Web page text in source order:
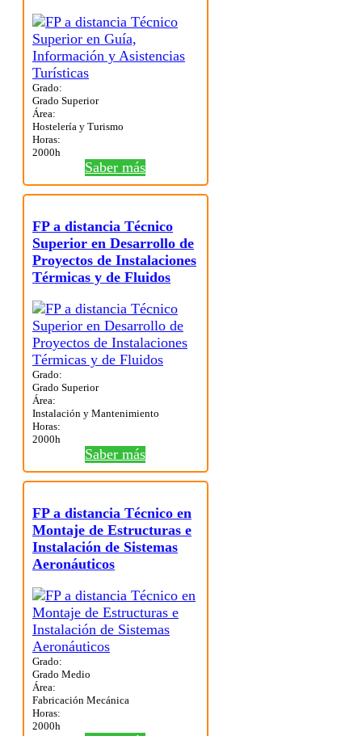
Grado:
Grado Superior
Área:
Hostelería y Turismo
Horas:
2000h
Saber más
FP a distancia Técnico
Superior en Desarrollo de
Proyectos de Instalaciones
Térmicas y de Fluidos
Grado:
Grado Superior
Área:
Instalación y Mantenimiento
Horas:
2000h
Saber más
FP a distancia Técnico en
Montaje de Estructuras e
Instalación de Sistemas
Aeronáuticos
Grado:
Grado Medio
Área:
Fabricación Mecánica
Horas:
2000h